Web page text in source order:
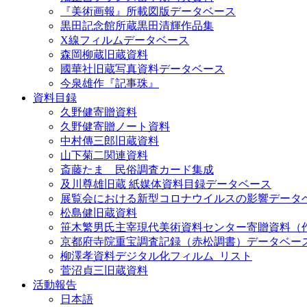
『美術画報』所載図版データベース
黒田記念館所蔵黒田清輝作品集
X線フィルムデータベース
森岡柳蔵旧蔵資料
國華社旧蔵写真資料データベース
今泉雄作『記事珠』
資料目録
久野健寄贈資料
久野健寄贈ノート資料
中村傳三郎旧蔵資料
山下菊二関連資料
斎藤たま 民俗調査カード集成
及川尊雄旧蔵 紙媒体資料目録データベース
展覧会における新型コロナウイルスの影響データ
松島健旧蔵資料
笹木繁男氏主宰現代美術資料センター寄贈資料（
京都府寺院重宝調査記録（赤松調書）データベー
柳澤孝資料デジタル化フィルム_リスト
菅沼貞三旧蔵資料
活動報告
日本語